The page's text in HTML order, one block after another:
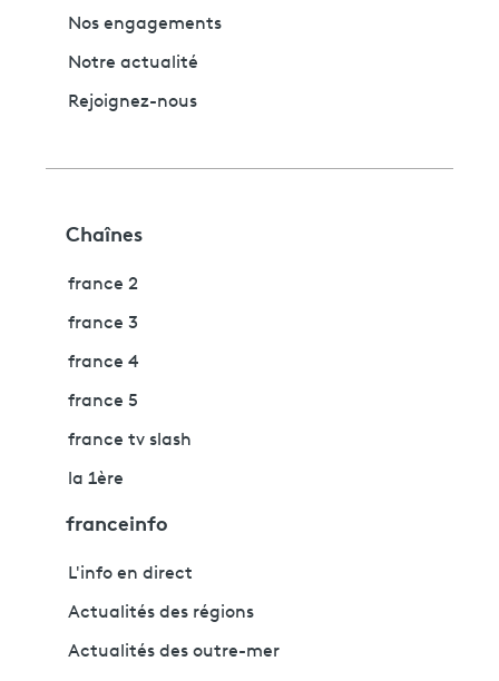
Nos engagements
Notre actualité
Rejoignez-nous
Chaînes
france 2
france 3
france 4
france 5
france tv slash
la 1ère
franceinfo
L'info en direct
Actualités des régions
Actualités des outre-mer